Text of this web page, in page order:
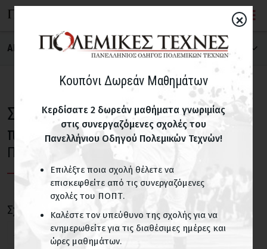
ΑΝΑΖΗΤΗΣΗ ΣΧΟΛΗΣ
ΠΑΙΔΙΚΑ ΤΜΗΜΑΤΑ
Σχολές με παιδικά τμήματα
ΟΝΟΜΑ ΣΧΟΛΗΣ
Σχολές Πολεμικών Τεχνών για
παιδιά
Πετρούπολη Αττικής
Σχολές για παιδιά σε περιοχές του Ν. Αττικής
Άγιοι Ανάργυροι Άγιος Δημήτριος
×
Κουπόνι Δωρεάν Μαθημάτων
Κερδίσατε 2 δωρεάν μαθήματα γνωριμίας
στις συνεργαζόμενες σχολές του
Πανελλήνιου Οδηγού Πολεμικών Τεχνών!
Επιλέξτε ποια σχολή θέλετε να
επισκεφθείτε από τις συνεργαζόμενες
σχολές του ΠΟΠΤ.
Καλέστε τον υπεύθυνο της σχολής για να
ενημερωθείτε για τις διαθέσιμες ημέρες και
ώρες μαθημάτων.